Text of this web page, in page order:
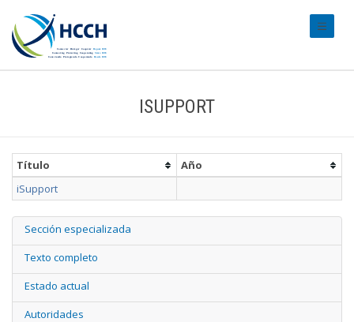
ISUPPORT
Título
Año
iSupport
Sección especializada
Texto completo
Estado actual
Autoridades